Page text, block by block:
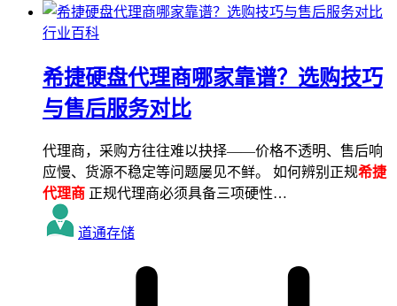
行业百科
希捷硬盘代理商哪家靠谱？选购技巧
与售后服务对比
代理商，采购方往往难以抉择——价格不透明、售后响
应慢、货源不稳定等问题屡见不鲜。 如何辨别正规希捷
代理商 正规代理商必须具备三项硬性…
道通存储